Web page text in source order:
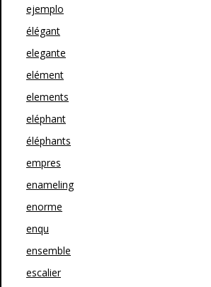
ejemplo
élégant
elegante
elément
elements
eléphant
éléphants
empres
enameling
enorme
enqu
ensemble
escalier